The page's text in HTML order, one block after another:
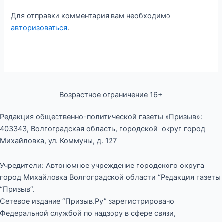
Для отправки комментария вам необходимо
авторизоваться.
Возрастное ограничение 16+
Редакция общественно-политической газеты «Призыв»:
403343, Волгоградская область, городской округ город
Михайловка, ул. Коммуны, д. 127
Учредители: Автономное учреждение городского округа
город Михайловка Волгоградской области “Редакция газеты
“Призыв”.
Сетевое издание “Призыв.Ру” зарегистрировано
Федеральной службой по надзору в сфере связи,